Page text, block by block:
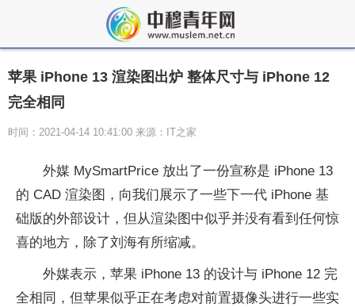
苹果 iPhone 13 渲染图出炉 整体尺寸与 iPhone 12
完全相同
时间：2021-04-14 10:41:00 来源：IT之家
外媒 MySmartPrice 放出了一份宣称是 iPhone 13
的 CAD 渲染图，向我们展示了一些下一代 iPhone 基
础版的外部设计，但从渲染图中似乎并没有看到任何惊
喜的地方，除了刘海有所缩减。
外媒表示，苹果 iPhone 13 的设计与 iPhone 12 完
全相同，但苹果似乎正在考虑对前置摄像头进行一些实